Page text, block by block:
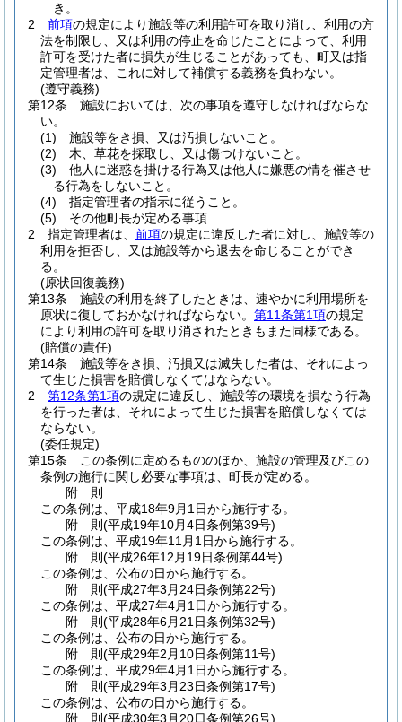
き。
2
前項の規定により施設等の利用許可を取り消し、利用の方
法を制限し、又は利用の停止を命じたことによって、利用
許可を受けた者に損失が生じることがあっても、町又は指
定管理者は、これに対して補償する義務を負わない。
(遵守義務)
第12条
施設においては、次の事項を遵守しなければならな
い。
(1)
施設等をき損、又は汚損しないこと。
(2)
木、草花を採取し、又は傷つけないこと。
(3)
他人に迷惑を掛ける行為又は他人に嫌悪の情を催させ
る行為をしないこと。
(4)
指定管理者の指示に従うこと。
(5)
その他町長が定める事項
2
指定管理者は、 前項の規定に違反した者に対し、施設等の
利用を拒否し、又は施設等から退去を命じることができ
る。
(原状回復義務)
第13条
施設の利用を終了したときは、速やかに利用場所を
原状に復しておかなければならない。 第11条第1項の規定
により利用の許可を取り消されたときもまた同様である。
(賠償の責任)
第14条
施設等をき損、汚損又は滅失した者は、それによっ
て生じた損害を賠償しなくてはならない。
2
第12条第1項の規定に違反し、施設等の環境を損なう行為
を行った者は、それによって生じた損害を賠償しなくては
ならない。
(委任規定)
第15条
この条例に定めるもののほか、施設の管理及びこの
条例の施行に関し必要な事項は、町長が定める。
附 則
この条例は、平成18年9月1日から施行する。
附 則(平成19年10月4日条例第39号)
この条例は、平成19年11月1日から施行する。
附 則(平成26年12月19日条例第44号)
この条例は、公布の日から施行する。
附 則(平成27年3月24日条例第22号)
この条例は、平成27年4月1日から施行する。
附 則(平成28年6月21日条例第32号)
この条例は、公布の日から施行する。
附 則(平成29年2月10日条例第11号)
この条例は、平成29年4月1日から施行する。
附 則(平成29年3月23日条例第17号)
この条例は、公布の日から施行する。
附 則(平成30年3月20日条例第26号)